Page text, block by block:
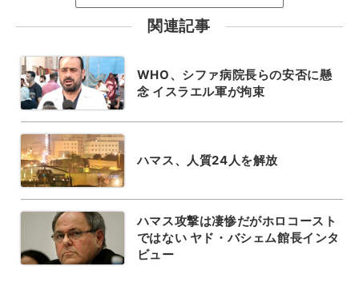
関連記事
WHO、シファ病院長らの安否に懸
念 イスラエル軍が拘束
ハマス、人質24人を解放
ハマス攻撃は凄惨だがホロコースト
ではない ヤド・バシェム館長インタ
ビュー